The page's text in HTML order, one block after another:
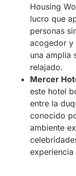
Housing
lucro que
personas
acogedor y
una amplia
relajado.
Mercer
este hotel
entre la
conocido
ambiente